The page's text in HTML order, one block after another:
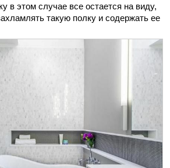
в этом случае все остается на виду,
такую полку и содержать ее